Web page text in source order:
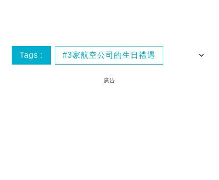
Tags : 3家航空公司的生日禮遇
港龍航空
廣告